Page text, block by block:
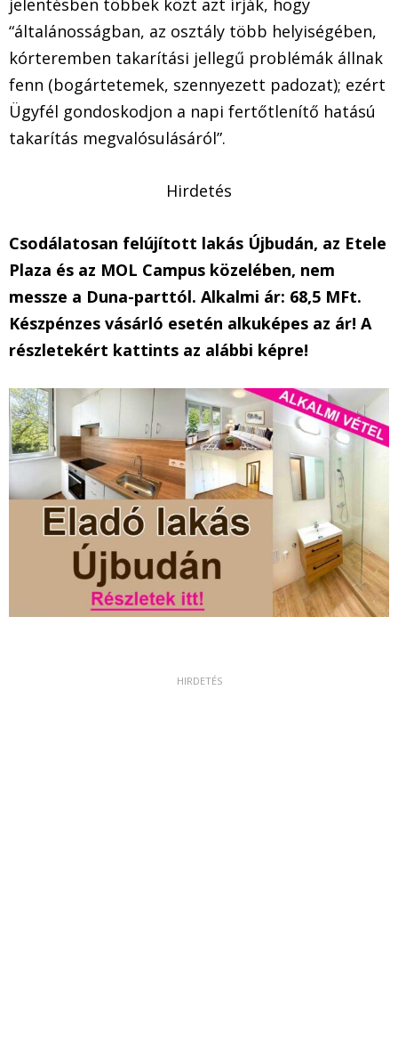
jelentésben többek közt azt írják, hogy
“általánosságban, az osztály több helyiségében,
kórteremben takarítási jellegű problémák állnak
fenn (bogártetemek, szennyezett padozat); ezért
Ügyfél gondoskodjon a napi fertőtlenítő hatású
takarítás megvalósulásáról”.
Hirdetés
Csodálatosan felújított lakás Újbudán, az Etele
Plaza és az MOL Campus közelében, nem
messze a Duna-parttól. Alkalmi ár: 68,5 MFt.
Készpénzes vásárló esetén alkuképes az ár! A
részletekért kattints az alábbi képre!